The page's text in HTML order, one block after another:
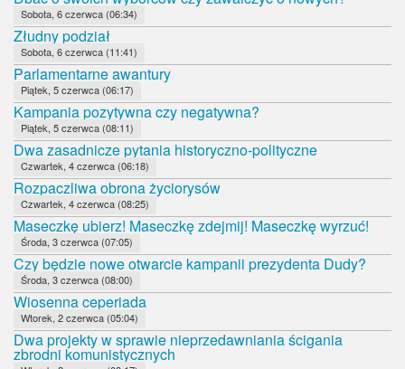
Sobota, 6 czerwca (06:34)
Złudny podział
Sobota, 6 czerwca (11:41)
Parlamentarne awantury
Piątek, 5 czerwca (06:17)
Kampania pozytywna czy negatywna?
Piątek, 5 czerwca (08:11)
Dwa zasadnicze pytania historyczno-polityczne
Czwartek, 4 czerwca (06:18)
Rozpaczliwa obrona życiorysów
Czwartek, 4 czerwca (08:25)
Maseczkę ubierz! Maseczkę zdejmij! Maseczkę wyrzuć!
Środa, 3 czerwca (07:05)
Czy będzie nowe otwarcie kampanii prezydenta Dudy?
Środa, 3 czerwca (08:00)
Wiosenna ceperiada
Wtorek, 2 czerwca (05:04)
Dwa projekty w sprawie nieprzedawniania ścigania
zbrodni komunistycznych